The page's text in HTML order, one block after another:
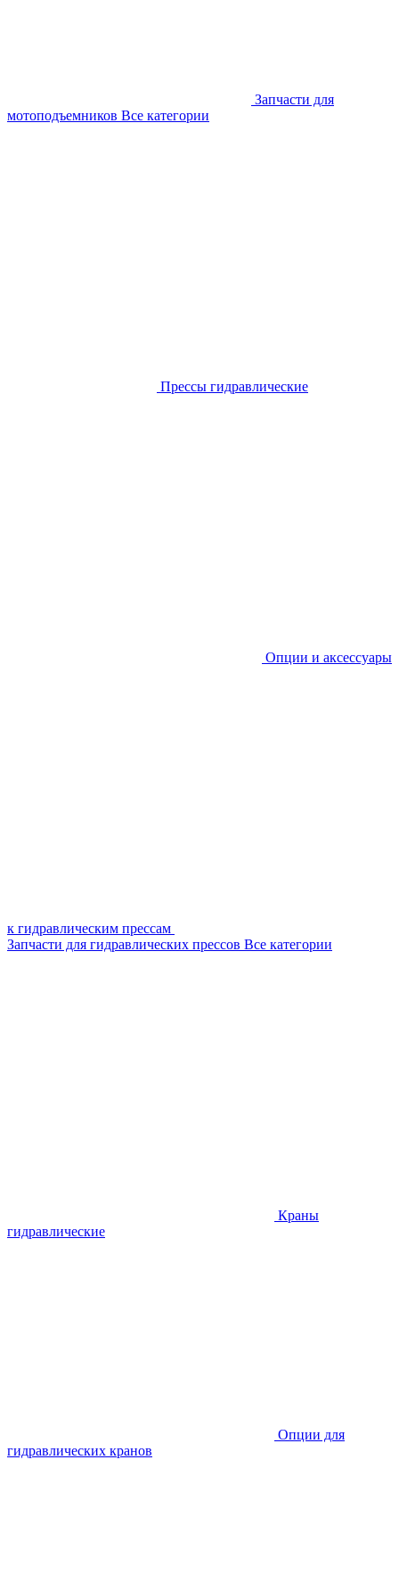
Запчасти для
мотоподъемников Все категории
Прессы гидравлические
Опции и аксессуары
к гидравлическим прессам
Запчасти для гидравлических прессов Все категории
Краны
гидравлические
Опции для
гидравлических кранов